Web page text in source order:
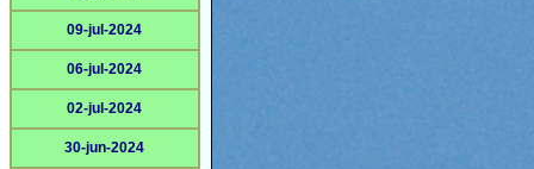
09-jul-2024
06-jul-2024
02-jul-2024
30-jun-2024